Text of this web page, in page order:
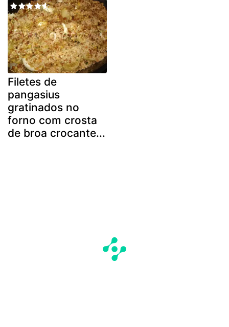
Filetes de
pangasius
gratinados no
forno com crosta
de broa crocante...